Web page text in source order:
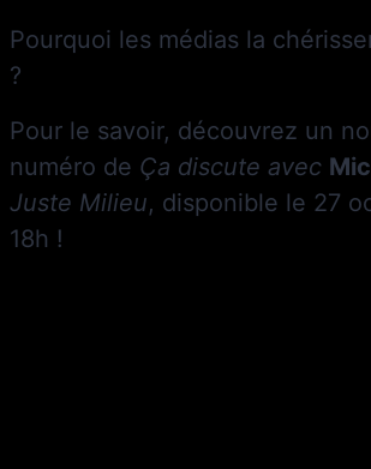
Pourquoi les médias la
?
Pour le savoir, découvrez un
numéro de Ça discute avec
Juste Milieu, disponible le 27
18h !